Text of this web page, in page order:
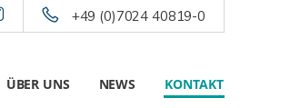
+49 (0)7024 40819-0
ÜBER UNS NEWS KONTAKT